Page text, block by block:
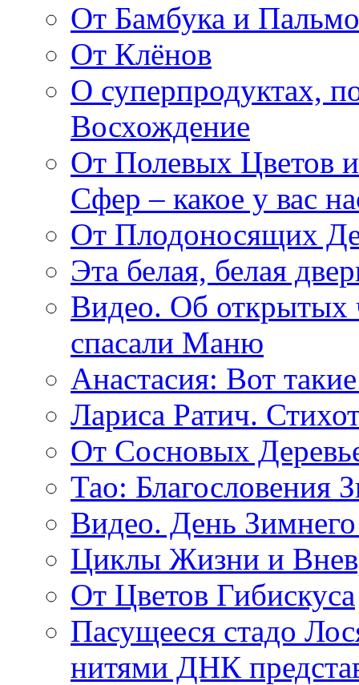
От Бамбука и
От Клёнов
О суперпродуктах,
Восхождение
От Полевых Цветов
Сфер – какое у вас
От Плодоносящих
Эта белая, белая
Видео. Об открытых
спасали Маню
Анастасия: Вот
Лариса Ратич.
От Сосновых
Тао: Благословения
Видео. День
Циклы Жизни и
От Цветов Гибискуса
Пасущееся стадо
нитями ДНК